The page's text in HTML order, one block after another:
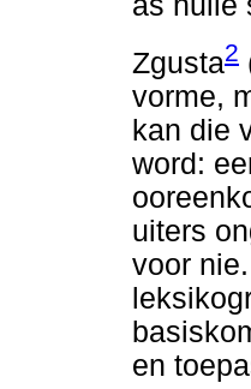
Zgusta2
vorme,
kan die
word:
uiters
voor
en